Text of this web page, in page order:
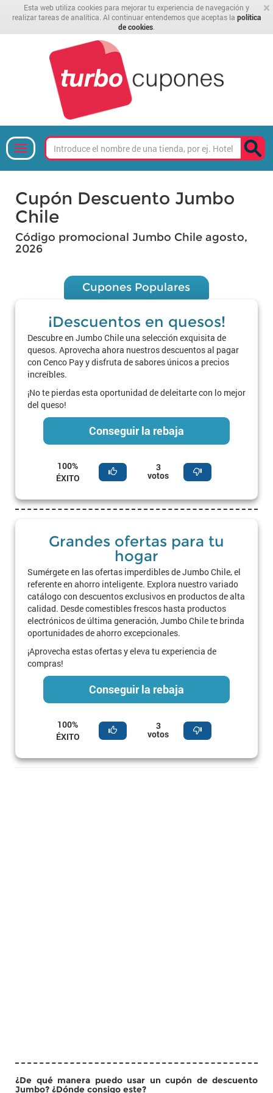
×
Esta web utiliza cookies para mejorar tu experiencia de navegación y
realizar tareas de analítica. Al continuar entendemos que aceptas la política
de cookies
Cupón Descuento Jumbo
Chile
Código promocional Jumbo Chile agosto,
2026
Cupones Populares
¡Descuentos en quesos!
Descubre en Jumbo Chile una selección exquisita de
quesos. Aprovecha ahora nuestros descuentos al pagar
con Cenco Pay y disfruta de sabores únicos a precios
increíbles.
¡No te pierdas esta oportunidad de deleitarte con lo mejor
del queso!
Conseguir la rebaja
100%
ÉXITO
3
votos
Grandes ofertas para tu
hogar
Sumérgete en las ofertas imperdibles de Jumbo Chile, el
referente en ahorro inteligente. Explora nuestro variado
catálogo con descuentos exclusivos en productos de alta
calidad. Desde comestibles frescos hasta productos
electrónicos de última generación, Jumbo Chile te brinda
oportunidades de ahorro excepcionales.
¡Aprovecha estas ofertas y eleva tu experiencia de
compras!
Conseguir la rebaja
100%
ÉXITO
3
votos
¿De qué manera puedo usar un cupón de descuento
Jumbo? ¿Dónde consigo este?